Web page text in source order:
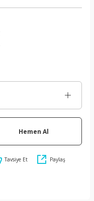
Hemen Al
Tavsiye Et Paylaş